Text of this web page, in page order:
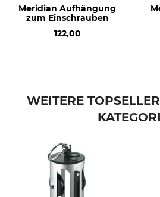
Meridian Aufhängung
zum Einschrauben
122,00
WEITERE